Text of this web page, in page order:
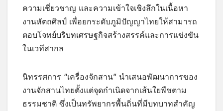
ความเชี่ยวชาญ และความเข้าใจเชิงลึกในเนื้อหา
งานหัตถศิลป์ เพื่อยกระดับภูมิปัญญาไทยให้สามารถ
ตอบโจทย์บริบทเศรษฐกิจสร้างสรรค์และการแข่งขัน
ในเวทีสากล
นิทรรศการ “เครื่องจักสาน” นำเสนอพัฒนาการของ
งานจักสานไทยตั้งแต่จุดกำเนิดจากเส้นใยพืชตาม
ธรรมชาติ ซึ่งเป็นทรัพยากรพื้นถิ่นที่มีบทบาทสำคัญ